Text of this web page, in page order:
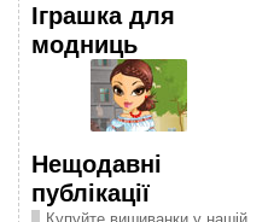
Іграшка для
модниць
Нещодавні
публікації